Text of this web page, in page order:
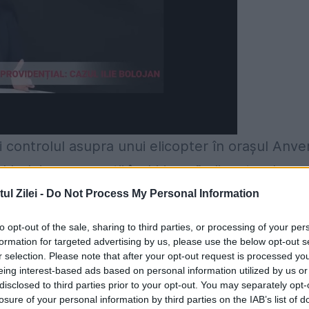
Zilei - Do Not Process My Personal Information
opt-out of the sale, sharing to third parties, or processing of your
for targeted advertising by us, please use the below opt-out
selection. Please note that after your opt-out request is processed
interest-based ads based on personal information utilized by us
to third parties prior to your opt-out. You may separately
of your personal information by third parties on the IAB’s list of
asupra unui elicopter în oraşul
belgian, suspecţii închiriaseră elicopterul
s-a înălţat de la sol în apropiere de
pilot, un bărbat de 36 de ani, şi l-au forţat
deasupra a două închisori, Forest și
poliţia crede că suspecţii intenţionau să